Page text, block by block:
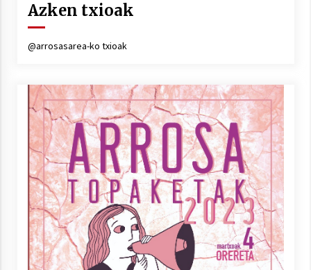
Azken txioak
@arrosasarea-ko txioak